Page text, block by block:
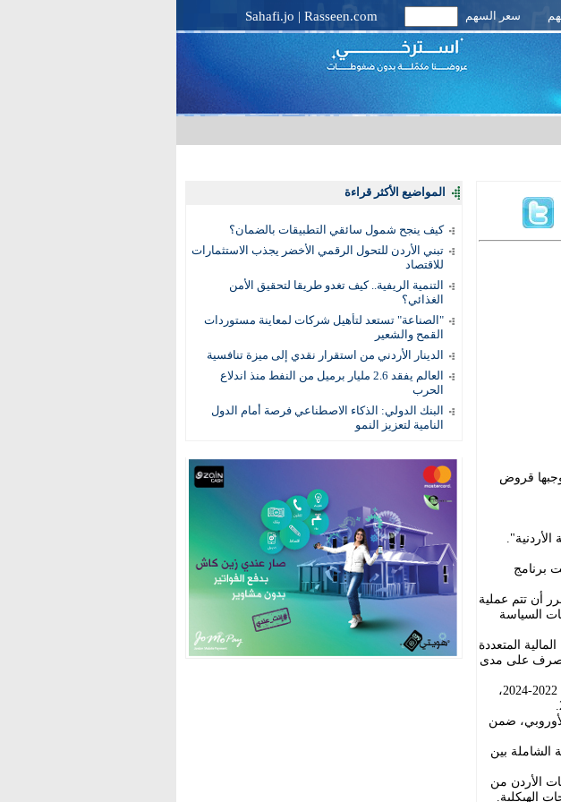
سعر السهم Sahafi.jo | Rasseen.com
المواضيع الأكثر قراءة
كيف ينجح شمول سائقي التطبيقات بالضمان؟
تبني الأردن للتحول الرقمي الأخضر يجذب الاستثمارات
للاقتصاد
التنمية الريفية.. كيف تغدو طريقا لتحقيق الأمن
الغذائي؟
"الصناعة" تستعد لتأهيل شركات لمعاينة مستوردات
القمح والشعير
الدينار الأردني من استقرار نقدي إلى ميزة تنافسية
العالم يفقد 2.6 مليار برميل من النفط منذ اندلاع
الحرب
البنك الدولي: الذكاء الاصطناعي فرصة أمام الدول
النامية لتعزيز النمو
قروض
برنامج
أن تتم عملية
السياسة
المتعددة
ستصرف على مدى
ويشار إلى أن الأردن تسلم 500 مليون يورو ضمن البرنامج نفسه في نسخته الثالثة للأعوام 2022-2024،
ضمن
الشاملة بين
الأردن من
الهيكلية.